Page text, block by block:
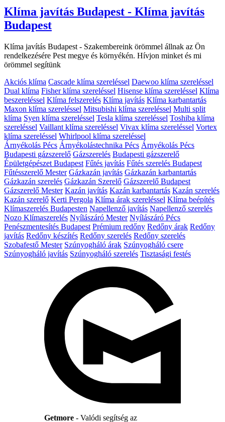
Klíma javítás Budapest - Klíma javítás
Budapest
Klíma javítás Budapest - Szakembereink örömmel állnak az Ön
rendelkezésére Pest megye és környékén. Hívjon minket és mi
örömmel segítünk
Akciós klíma Cascade klíma szereléssel Daewoo klíma szereléssel
Dual klíma Fisher klíma szereléssel Hisense klíma szereléssel Klíma
beszereléssel Klíma felszerelés Klíma javítás Klíma karbantartás
Maxon klíma szereléssel Mitsubishi klíma szereléssel Multi split
klíma Syen klíma szereléssel Tesla klíma szereléssel Toshiba klíma
szereléssel Vaillant klíma szereléssel Vivax klíma szereléssel Vortex
klíma szereléssel Whirlpool klíma szereléssel
Árnyékolás Pécs Árnyékolástechnika Pécs Árnyékolás Pécs
Budapesti gázszerelő Gázszerelés Budapesti gázszerelő
Épületgépészet Budapest Fűtés javítás Fűtés szerelés Budapest
Fűtésszerelő Mester Gázkazán javítás Gázkazán karbantartás
Gázkazán szerelés Gázkazán Szerelő Gázszerelő Budapest
Gázszerelő Mester Kazán javítás Kazán karbantartás Kazán szerelés
Kazán szerelő Kerti Pergola Klíma árak szereléssel Klíma beépítés
Klímaszerelés Budapesten Napellenző javítás Napellenző szerelés
Nozo Klímaszerelés Nyílászáró Mester Nyílászáró Pécs
Penészmentesítés Budapest Prémium redőny Redőny árak Redőny
javítás Redőny készítés Redőny szerelés Redőny szerelés
Szobafestő Mester Szúnyogháló árak Szúnyogháló csere
Szúnyogháló javítás Szúnyogháló szerelés Tisztasági festés
Getmore - Valódi segítség az